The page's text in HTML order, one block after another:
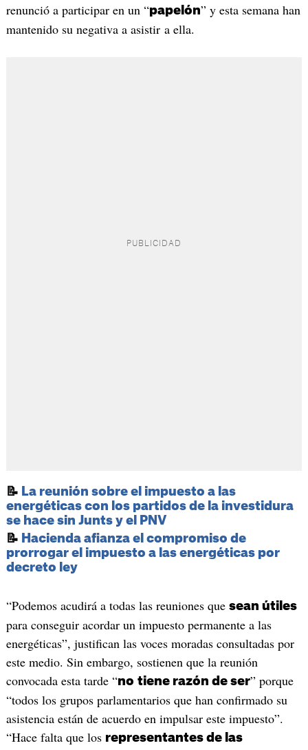
renunció a participar en un “papelón” y esta semana han
mantenido su negativa a asistir a ella.
📝 La reunión sobre el impuesto a las
energéticas con los partidos de la investidura
se hace sin Junts y el PNV
📝 Hacienda afianza el compromiso de
prorrogar el impuesto a las energéticas por
decreto ley
“Podemos acudirá a todas las reuniones que sean útiles
para conseguir acordar un impuesto permanente a las
energéticas”, justifican las voces moradas consultadas por
este medio. Sin embargo, sostienen que la reunión
convocada esta tarde “no tiene razón de ser” porque
“todos los grupos parlamentarios que han confirmado su
asistencia están de acuerdo en impulsar este impuesto”.
“Hace falta que los representantes de las